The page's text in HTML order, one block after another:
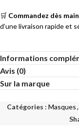
🛒 Commandez dès
d’une livraison rapide et
Informations
Avis (0)
Sur la marque
Catégories : Masques,